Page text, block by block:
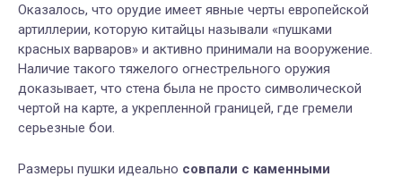
Оказалось, что орудие имеет явные черты европейской
артиллерии, которую китайцы называли «пушками
красных варваров» и активно принимали на вооружение.
Наличие такого тяжелого огнестрельного оружия
доказывает, что стена была не просто символической
чертой на карте, а укрепленной границей, где гремели
серьезные бои.
Размеры пушки идеально совпали с каменными